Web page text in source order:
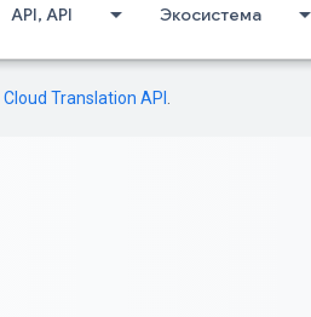
API, API Экосистема
Cloud Translation API